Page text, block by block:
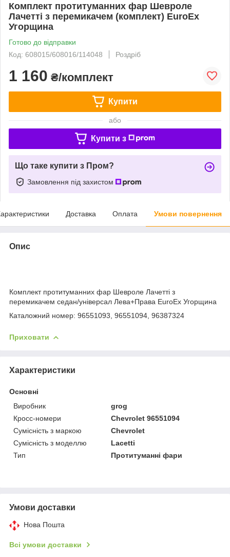
Комплект протитуманних фар Шевроле
Лачетті з перемикачем (комплект) EuroEx
Угорщина
Готово до відправки
Код: 608015/608016/114048
Роздріб
1 160 ₴/комплект
Купити
або
Купити з
Що таке купити з Пром?
Замовлення під захистом
Доставка Оплата Умови повернення
Опис
Комплект протитуманних фар Шевроле Лачетті з
перемикачем седан/універсал Лева+Права EuroEx Угорщина
Каталожний номер: 96551093, 96551094, 96387324
Приховати
Характеристики
Основні
Виробник
grog
Кросс-номери
Chevrolet 96551094
Сумісність з маркою
Chevrolet
Сумісність з моделлю
Lacetti
Тип
Протитуманні фари
Умови доставки
Нова Пошта
Всі умови доставки